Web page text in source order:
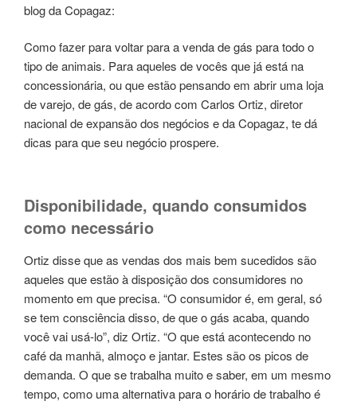
blog da Copagaz:
Como fazer para voltar para a venda de gás para todo o
tipo de animais. Para aqueles de vocês que já está na
concessionária, ou que estão pensando em abrir uma loja
de varejo, de gás, de acordo com Carlos Ortiz, diretor
nacional de expansão dos negócios e da Copagaz, te dá
dicas para que seu negócio prospere.
Disponibilidade, quando consumidos
como necessário
Ortiz disse que as vendas dos mais bem sucedidos são
aqueles que estão à disposição dos consumidores no
momento em que precisa. “O consumidor é, em geral, só
se tem consciência disso, de que o gás acaba, quando
você vai usá-lo”, diz Ortiz. “O que está acontecendo no
café da manhã, almoço e jantar. Estes são os picos de
demanda. O que se trabalha muito e saber, em um mesmo
tempo, como uma alternativa para o horário de trabalho é